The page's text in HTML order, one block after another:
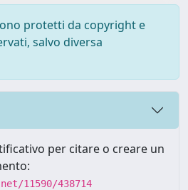
protetti da copyright e
salvo diversa
per citare o creare un
11590/438714